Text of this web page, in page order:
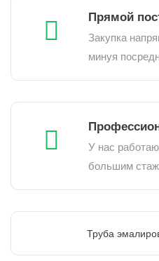
Прямой
Закупка
минуя
У нас
большим
Труба